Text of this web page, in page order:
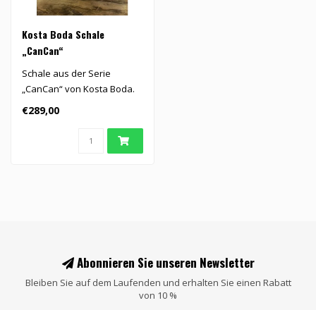
Kosta Boda Schale
„CanCan“
Schale aus der Serie
„CanCan“ von Kosta Boda.
€289,00
Abonnieren Sie unseren Newsletter
Bleiben Sie auf dem Laufenden und erhalten Sie einen Rabatt
von 10 %